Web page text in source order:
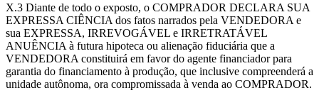
X.3 Diante de todo o exposto, o COMPRADOR DECLARA SUA
EXPRESSA CIÊNCIA dos fatos narrados pela VENDEDORA e
sua EXPRESSA, IRREVOGÁVEL e IRRETRATÁVEL
ANUÊNCIA à futura hipoteca ou alienação fiduciária que a
VENDEDORA constituirá em favor do agente financiador para
garantia do financiamento à produção, que inclusive compreenderá a
unidade autônoma, ora compromissada à venda ao COMPRADOR.